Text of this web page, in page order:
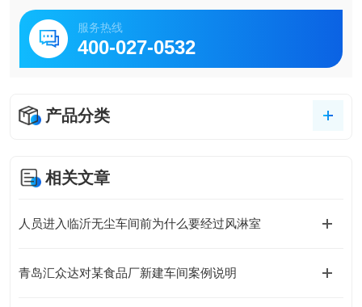
服务热线
400-027-0532
产品分类
相关文章
人员进入临沂无尘车间前为什么要经过风淋室
青岛汇众达对某食品厂新建车间案例说明